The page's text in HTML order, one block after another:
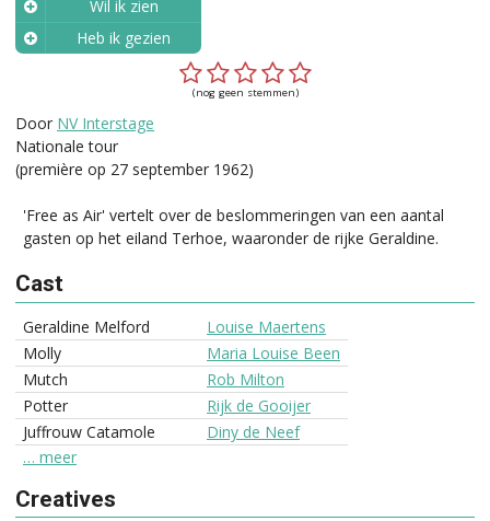
Wil ik zien
Heb ik gezien
(nog geen stemmen)
Door NV Interstage
Nationale tour
(première op 27 september 1962)
'Free as Air' vertelt over de beslommeringen van een aantal
gasten op het eiland Terhoe, waaronder de rijke Geraldine.
Cast
Geraldine Melford
Louise Maertens
Molly
Maria Louise Been
Mutch
Rob Milton
Potter
Rijk de Gooijer
Juffrouw Catamole
Diny de Neef
… meer
Creatives